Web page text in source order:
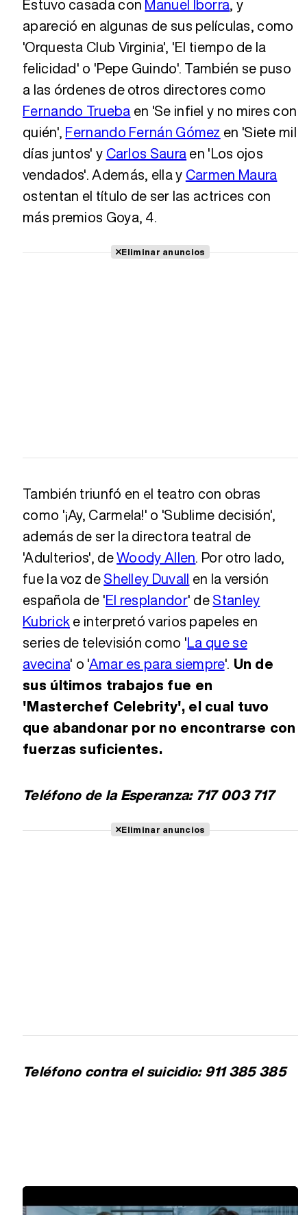
Estuvo casada con Manuel Iborra, y
apareció en algunas de sus películas, como
'Orquesta Club Virginia', 'El tiempo de la
felicidad' o 'Pepe Guindo'. También se puso
a las órdenes de otros directores como
Fernando Trueba en 'Se infiel y no mires con
quién', Fernando Fernán Gómez en 'Siete mil
días juntos' y Carlos Sauraen 'Los ojos
vendados'. Además, ella y Carmen Maura
ostentan el título de ser las actrices con
más premios Goya, 4.
Eliminar anuncios
También triunfó en el teatro con obras
como '¡Ay, Carmela!' o 'Sublime decisión',
además de ser la directora teatral de
'Adulterios', deWoody Allen. Por otro lado,
fue la voz deShelley Duvall en la versión
española de 'El resplandor' deStanley
Kubricke interpretó varios papeles en
series de televisión como 'La que se
avecina' o 'Amar es para siempre'. Un de
sus últimos trabajos fue en
'Masterchef Celebrity', el cual tuvo
que abandonar por no encontrarse con
fuerzas suficientes.
Teléfono de la Esperanza: 717 003 717
Eliminar anuncios
Teléfono contra el suicidio: 911 385 385